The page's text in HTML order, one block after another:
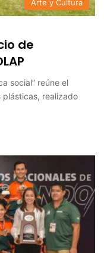
Arte y Cultura
de
social” reúne el
realizado